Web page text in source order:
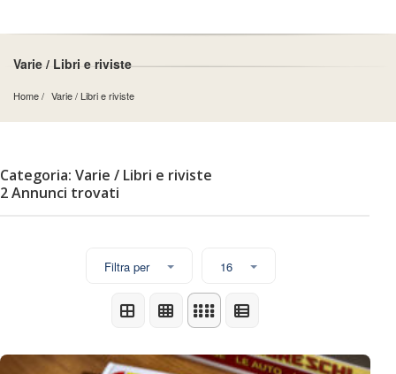
Varie / Libri e riviste
Home Varie / Libri e riviste
Categoria: Varie / Libri e riviste
2 Annunci trovati
Filtra per 16